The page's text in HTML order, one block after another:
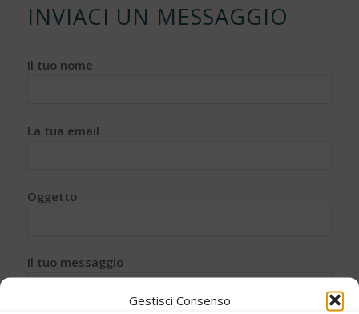
Gestisci Consenso
INVIACI UN MESSAGGIO
Il tuo nome
La tua email
Oggetto
Il tuo messaggio